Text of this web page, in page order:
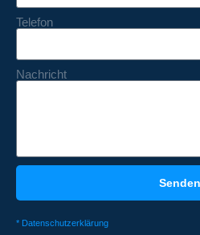
Telefon
Nachricht
Senden
* Datenschutzerklärung